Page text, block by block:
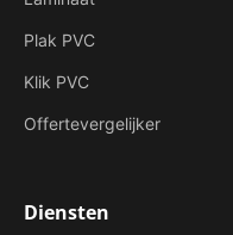
Plak PVC
Klik PVC
Offertevergelijker
Diensten